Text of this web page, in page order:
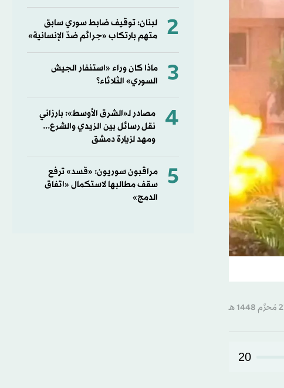
20
2
لبنان: توقيف ضابط سوري سابق
متهم بارتكاب «جرائم ضدّ الإنسانية»
3
ماذا كان وراء «استنفار الجيش
السوري» الثلاثاء؟
4
مصادر لـ«الشرق الأوسط»: بارزاني
نقل رسائل بين الزيدي والشرع...
ومهد لزيارة دمشق
5
مراقبون سوريون: «قسد» ترفع
سقف مطالبها لاستكمال «اتفاق
الدمج»